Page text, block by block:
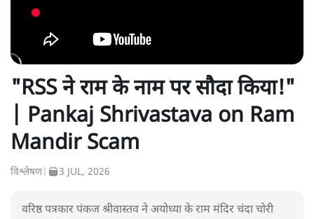
"RSS ने राम के नाम पर सौदा किया!"
| Pankaj Shrivastava on Ram
Mandir Scam
विश्लेषण| 3 JUL, 2026
वरिष्ठ पत्रकार पंकज श्रीवास्तव ने अयोध्या के राम मंदिर चंदा चोरी